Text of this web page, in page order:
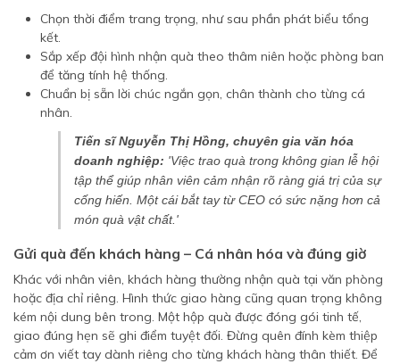
Chọn thời điểm trang trọng, như sau phần phát biểu tổng
kết.
Sắp xếp đội hình nhận quà theo thâm niên hoặc phòng ban
để tăng tính hệ thống.
Chuẩn bị sẵn lời chúc ngắn gọn, chân thành cho từng cá
nhân.
Tiến sĩ Nguyễn Thị Hồng, chuyên gia văn hóa
doanh nghiệp: 'Việc trao quà trong không gian lễ hội
tập thể giúp nhân viên cảm nhận rõ ràng giá trị của sự
cống hiến. Một cái bắt tay từ CEO có sức nặng hơn cả
món quà vật chất.'
Gửi quà đến khách hàng – Cá nhân hóa và đúng giờ
Khác với nhân viên, khách hàng thường nhận quà tại văn phòng
hoặc địa chỉ riêng. Hình thức giao hàng cũng quan trọng không
kém nội dung bên trong. Một hộp quà được đóng gói tinh tế,
giao đúng hẹn sẽ ghi điểm tuyệt đối. Đừng quên đính kèm thiệp
cảm ơn viết tay dành riêng cho từng khách hàng thân thiết. Để